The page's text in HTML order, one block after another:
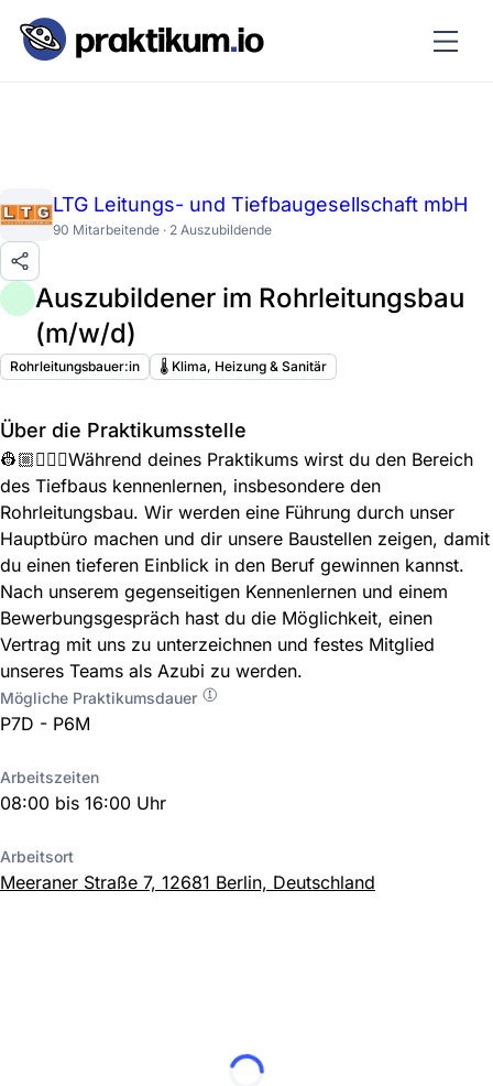
LTG Leitungs- und Tiefbaugesellschaft mbH
90 Mitarbeitende · 2 Auszubildende
Auszubildener im Rohrleitungsbau
(m/w/d)
Rohrleitungsbauer:in 🌡️ Klima, Heizung & Sanitär
Über die Praktikumsstelle
👷🏼👷🏼‍♀️Während deines Praktikums wirst du den Bereich
des Tiefbaus kennenlernen, insbesondere den
Rohrleitungsbau. Wir werden eine Führung durch unser
Hauptbüro machen und dir unsere Baustellen zeigen, damit
du einen tieferen Einblick in den Beruf gewinnen kannst.
Nach unserem gegenseitigen Kennenlernen und einem
Bewerbungsgespräch hast du die Möglichkeit, einen
Vertrag mit uns zu unterzeichnen und festes Mitglied
unseres Teams als Azubi zu werden.
Mögliche Praktikumsdauer
P7D - P6M
Arbeitszeiten
08:00 bis 16:00 Uhr
Arbeitsort
Meeraner Straße 7, 12681 Berlin, Deutschland